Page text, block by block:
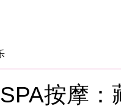
摩：藏在西
新
钱做SPA是浪